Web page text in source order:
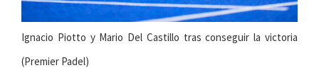
Ignacio Piotto y Mario Del Castillo tras conseguir la victoria
(Premier Padel)